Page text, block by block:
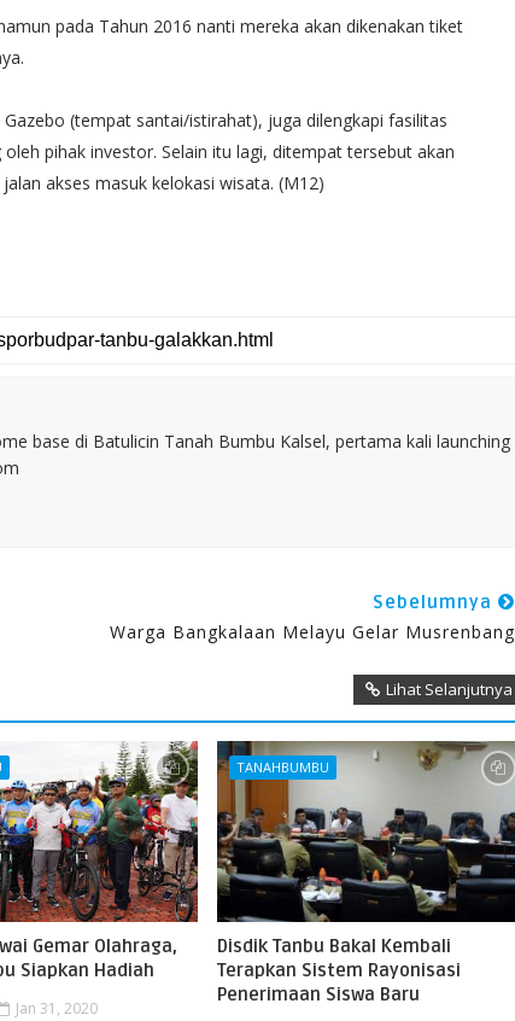
pada Tahun 2016 nanti mereka akan dikenakan tiket
(tempat santai/istirahat), juga dilengkapi fasilitas
pihak investor. Selain itu lagi, ditempat tersebut akan
akses masuk kelokasi wisata. (M12)
base di Batulicin Tanah Bumbu Kalsel, pertama kali launching
Sebelumnya
Warga Bangkalaan Melayu Gelar Musrenbang
Lihat Selanjutnya
Gemar Olahraga,
Siapkan Hadiah
Jan 31, 2020
TANAHBUMBU
Disdik Tanbu Bakal Kembali
Terapkan Sistem Rayonisasi
Penerimaan Siswa Baru